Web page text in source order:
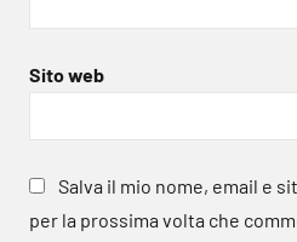
Sito web
Salva il mio nome, email e
per la prossima volta che